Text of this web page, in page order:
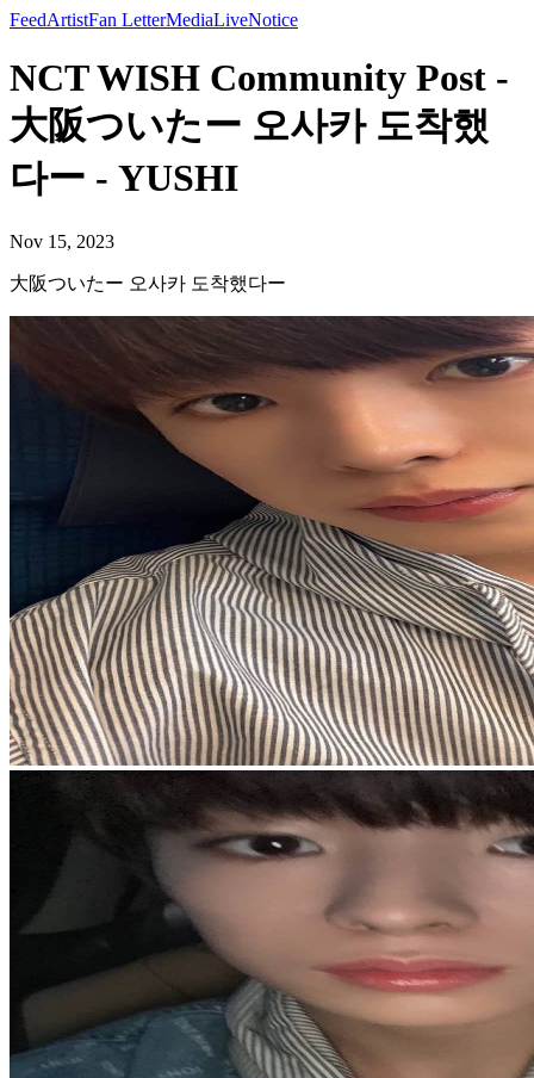
FeedArtistFan LetterMediaLiveNotice
NCT WISH Community Post -
大阪ついたー 오사카 도착했
다ー - YUSHI
Nov 15, 2023
大阪ついたー 오사카 도착했다ー